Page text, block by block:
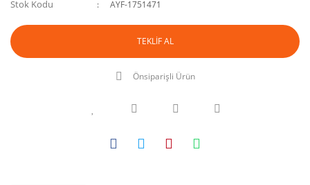
Stok Kodu AYF-1751471
TEKLİF AL
Önsiparişli Ürün